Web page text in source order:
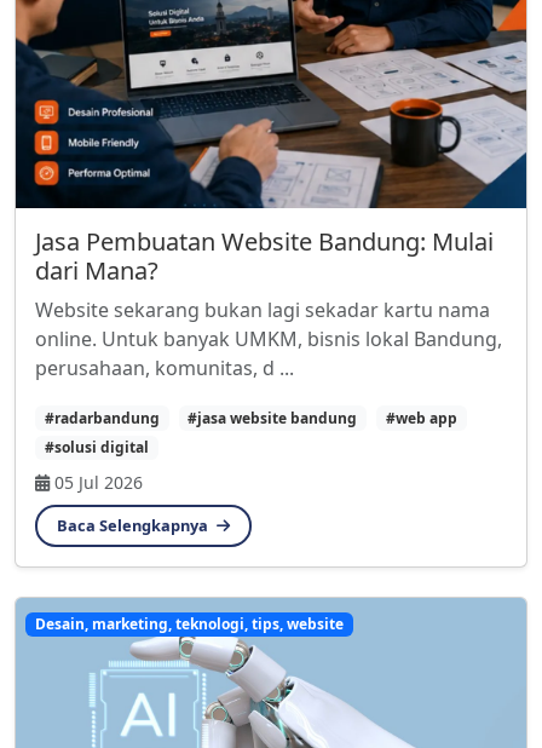
Jasa Pembuatan Website Bandung: Mulai
dari Mana?
Website sekarang bukan lagi sekadar kartu nama
online. Untuk banyak UMKM, bisnis lokal Bandung,
perusahaan, komunitas, d ...
#radarbandung #jasa website bandung
#web app
#solusi digital
05 Jul 2026
Baca Selengkapnya
Desain, marketing, teknologi, tips, website